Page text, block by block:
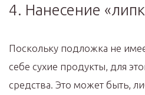
4. Нанесение
Поскольку подложка не
себе сухие продукты, для
средства. Это может быть,